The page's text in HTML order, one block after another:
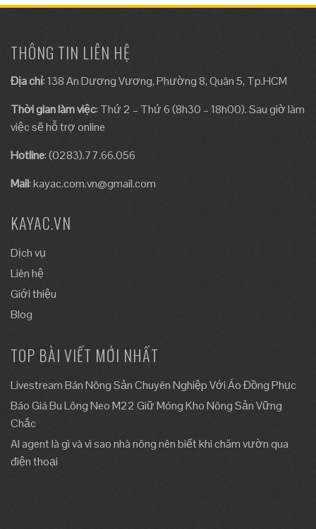
THÔNG TIN LIÊN HỆ
Địa chỉ: 138 An Dương Vương, Phường 8, Quân 5, Tp.HCM
Thời gian làm việc: Thứ 2 – Thứ 6 (8h30 – 18h00). Sau giờ làm
việc sẽ hỗ trợ online
Hotline: (0283).77.66.056
Mail:kayac.com.vn@gmail.com
KAYAC.VN
Dịch vụ
Liên hệ
Giới thiệu
Blog
TOP BÀI VIẾT MỚI NHẤT
Livestream Bán Nông Sản Chuyên Nghiệp Với Áo Đồng Phục
Báo Giá Bu Lông Neo M22 Giữ Móng Kho Nông Sản Vững
Chắc
AI agent là gì và vì sao nhà nông nên biết khi chăm vườn qua
điện thoại